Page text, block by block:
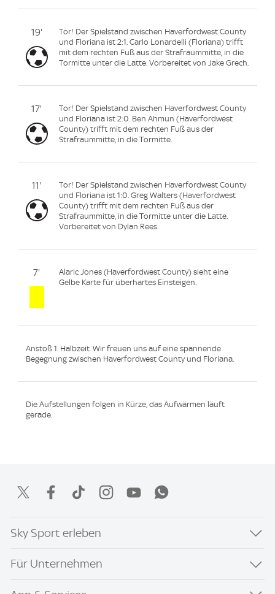
19'
Tor! Der Spielstand zwischen Haverfordwest County
und Floriana ist 2:1. Carlo Lonardelli (Floriana) trifft
mit dem rechten Fuß aus der Strafraummitte, in die
Tormitte unter die Latte. Vorbereitet von Jake Grech.
17'
Tor! Der Spielstand zwischen Haverfordwest County
und Floriana ist 2:0. Ben Ahmun (Haverfordwest
County) trifft mit dem rechten Fuß aus der
Strafraummitte, in die Tormitte.
11'
Tor! Der Spielstand zwischen Haverfordwest County
und Floriana ist 1:0. Greg Walters (Haverfordwest
County) trifft mit dem rechten Fuß aus der
Strafraummitte, in die Tormitte unter die Latte.
Vorbereitet von Dylan Rees.
7'
Alaric Jones (Haverfordwest County) sieht eine
Gelbe Karte für überhartes Einsteigen.
Anstoß 1. Halbzeit. Wir freuen uns auf eine spannende
Begegnung zwischen Haverfordwest County und Floriana.
Die Aufstellungen folgen in Kürze, das Aufwärmen läuft
gerade.
Sky Sport erleben
Für Unternehmen